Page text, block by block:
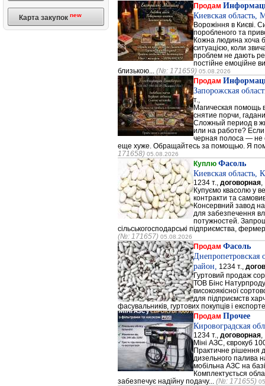
Карта закупок new
Продам
Киевская
Ворожіння в Києві.
поробленого та
Кожна людина хоча б
ситуацією, коли
проблем не дають
постійне емоційне
близькою... (№: 171659) 05.08.2026
Продам
Запорожская
т.,
Магическая помощь
снятие порчи,
Сложный период в
или на работе?
черная полоса — не
еще хуже. Обращайтесь за помощью. Я
171658) 05.08.2026
Куплю Фасоль
Киевская область,
1234 т., договорная
Купуємо квасолю у
контракти та
Консервний завод на
для забезпечення
потужностей.
сільськогосподарські підприємства,
(№: 171657) 05.08.2026
Продам Фасоль
Днепропетровская
район, 1234 т.,
Гуртовий продаж
ТОВ Бінс
високоякісної
для підприємств
фасувальників, гуртових покупців і
Продам Прочее
Кировоградская
1234 т., договорная
Міні АЗС, єврокуб
Практичне рішення
дизельного палива
мобільна АЗС на
Комплектується
забезпечує надійну подачу... (№: 171655)